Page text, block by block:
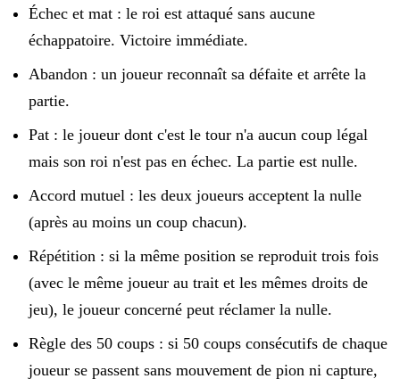
Échec et mat : le roi est attaqué sans aucune
échappatoire. Victoire immédiate.
Abandon : un joueur reconnaît sa défaite et arrête la
partie.
Pat : le joueur dont c'est le tour n'a aucun coup légal
mais son roi n'est pas en échec. La partie est nulle.
Accord mutuel : les deux joueurs acceptent la nulle
(après au moins un coup chacun).
Répétition : si la même position se reproduit trois fois
(avec le même joueur au trait et les mêmes droits de
jeu), le joueur concerné peut réclamer la nulle.
Règle des 50 coups : si 50 coups consécutifs de chaque
joueur se passent sans mouvement de pion ni capture,